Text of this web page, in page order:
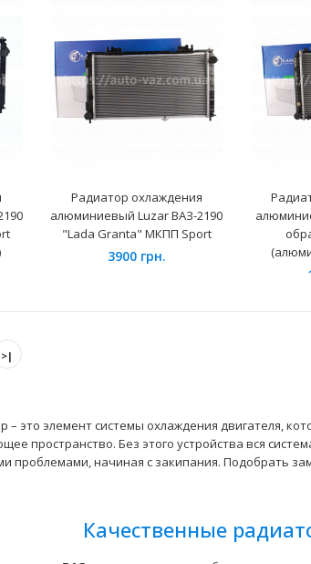
АМЗ
620 грн.
Радиатор охлаждения
алюминиевый Luzar ВАЗ
1980 грн.
ВАЗ-1118
843 грн.
Радиатор охлаждения
алюминиевый Luzar ВАЗ-2190
"Lada Granta" МКПП Sport
3900 грн.
>|
– это элемент системы охлаждения двигателя,
пространство. Без этого устройства вся
проблемами, начиная с закипания. Подобрать
Качественные